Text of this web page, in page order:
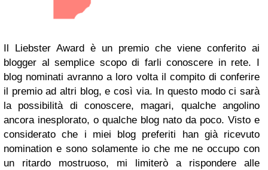
Il Liebster Award è un premio che viene conferito ai
blogger al semplice scopo di farli conoscere in rete. I
blog nominati avranno a loro volta il compito di conferire
il premio ad altri blog, e così via. In questo modo ci sarà
la possibilità di conoscere, magari, qualche angolino
ancora inesplorato, o qualche blog nato da poco. Visto e
considerato che i miei blog preferiti han già ricevuto
nomination e sono solamente io che me ne occupo con
un ritardo mostruoso, mi limiterò a rispondere alle